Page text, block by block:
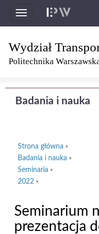
Toggle
navigation
Wydział
Politechnika
Badania i nauka
Strona główna »
Badania i nauka »
Seminaria »
2022 »
Seminarium
prezentacja